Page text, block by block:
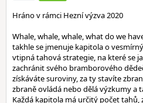
Hráno v rámci Hezní výzva 2020
Whale, whale, whale, what do we
takhle se jmenuje kapitola o
vtipná tahová strategie, na které se
zachránit svého bramborového
získáváte suroviny, za ty stavíte
zbraně ovládá nebo dělá výzkumy a
Každá kapitola má určitý počet